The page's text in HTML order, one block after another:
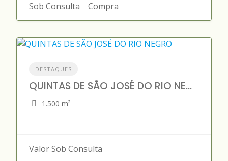
Sob Consulta Compra
DESTAQUES
QUINTAS DE SÃO JOSÉ DO RIO NEGRO
1.500 m²
Valor Sob Consulta